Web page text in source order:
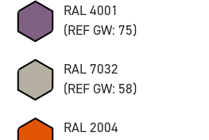
RAL 4001
(REF GW: 75)
RAL 7032
(REF GW: 58)
RAL 2004